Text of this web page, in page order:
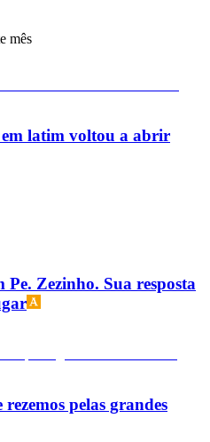
mês
em latim voltou a abrir
Zezinho. Sua resposta
pelas grandes